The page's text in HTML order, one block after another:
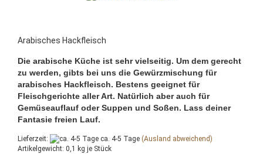
Arabisches Hackfleisch
Die arabische Küche ist sehr vielseitig. Um dem gerecht
zu werden, gibts bei uns die Gewürzmischung für
arabisches Hackfleisch. Bestens geeignet für
Fleischgerichte aller Art. Natürlich aber auch für
Gemüseauflauf oder Suppen und Soßen. Lass deiner
Fantasie freien Lauf.
Lieferzeit: ca. 4-5 Tage (Ausland abweichend)
Artikelgewicht: 0,1 kg je Stück